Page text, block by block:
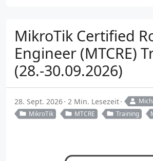
MikroTik Certified
Engineer (MTCRE)
(28.-30.09.2026)
28. Sept. 2026 2 Min. Lesezeit
MikroTik
MTCRE Training